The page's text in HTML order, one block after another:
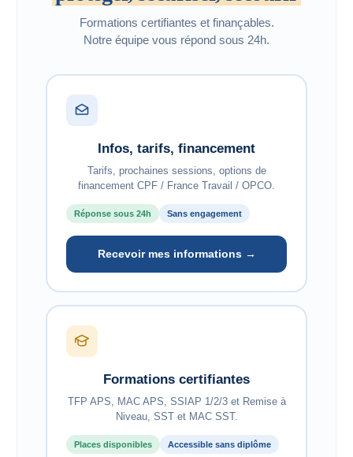
Formations certifiantes et finançables.
Notre équipe vous répond sous 24h.
Infos, tarifs, financement
Tarifs, prochaines sessions, options de
financement CPF / France Travail / OPCO.
Réponse sous 24h Sans engagement
Recevoir mes informations →
Formations certifiantes
TFP APS, MAC APS, SSIAP 1/2/3 et Remise à
Niveau, SST et MAC SST.
Places disponibles Accessible sans diplôme